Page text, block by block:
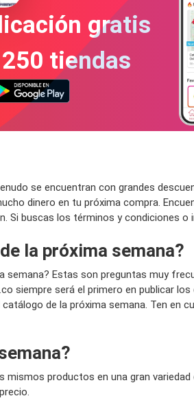
gratis
tiendas
se encuentran con grandes
dinero en tu próxima compra.
Si buscas los términos y condiciones
la próxima semana?
Estas son preguntas muy
será el primero en publicar
de la próxima semana. Ten en
productos en una gran